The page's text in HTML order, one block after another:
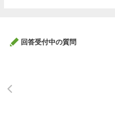
回答受付中の質問